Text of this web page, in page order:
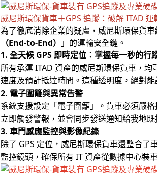
威尼斯環保貨車＋GPS 追蹤：破解 ITAD
為了徹底消除企業的疑慮，威尼斯環保貨
（End-to-End）
」的運輸安全鏈。
1.全天候 GPS 即時定位：掌握每一秒的行
所有承運 ITAD資產的威尼斯環保貨車，均
速度及預計抵達時間。這種透明度，絕對
2. 電子圍籬與異常告警
系統支援設定「電子圍籬」。貨車必須嚴
立即觸發警報，並會同步發送通知給我地
3.車門感應監控與影像紀錄
除了 GPS 定位，威尼斯環保貨車還整合了
監控鏡頭，確保所有 IT資產從數據中心裝